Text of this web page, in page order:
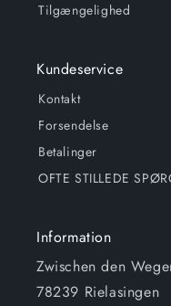
Tilgængelighed
Kundeservice
Kontakt
Forsendelse
Betalinger
OFTE STILLEDE
Information
Zwischen den
78239 Rielasingen